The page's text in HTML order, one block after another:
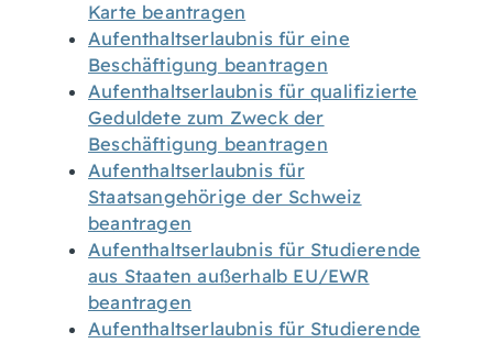
Karte beantragen
Aufenthaltserlaubnis für eine
Beschäftigung beantragen
Aufenthaltserlaubnis für qualifizierte
Geduldete zum Zweck der
Beschäftigung beantragen
Aufenthaltserlaubnis für
Staatsangehörige der Schweiz
beantragen
Aufenthaltserlaubnis für Studierende
aus Staaten außerhalb EU/EWR
beantragen
Aufenthaltserlaubnis für Studierende